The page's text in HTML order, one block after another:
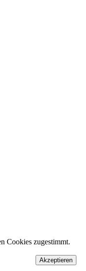
Cookies zugestimmt.
Akzeptieren